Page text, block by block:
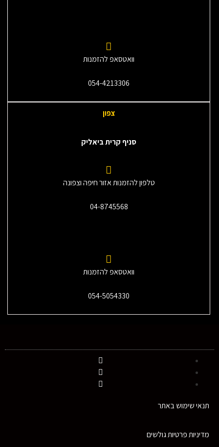
וואטסאפ להזמנות
054-4213306
צפון
סניף קרית ביאליק
טלפון להזמנות אזור חיפה וצפונה
04-8745568
וואטסאפ להזמנות
054-5054330
תנאי שימוש באתר
מדיניות פרטיות גולשים